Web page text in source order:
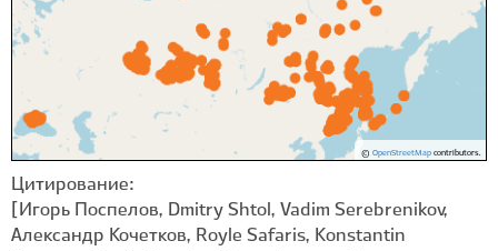
© OpenStreetMapcontributors.
Цитирование:
[Игорь Поспелов, Dmitry Shtol, Vadim Serebrenikov,
Александр Кочетков, Royle Safaris, Konstantin